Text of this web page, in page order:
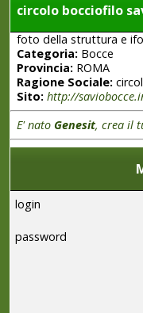
circolo bocciofilo
foto della struttura e
Categoria:Bocce
Provincia:ROMA
Ragione Sociale:
Sito: http://
E' nato Genesit, crea il
login
password